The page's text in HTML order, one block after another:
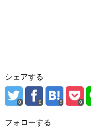
シェアする
0 0 0
フォローする